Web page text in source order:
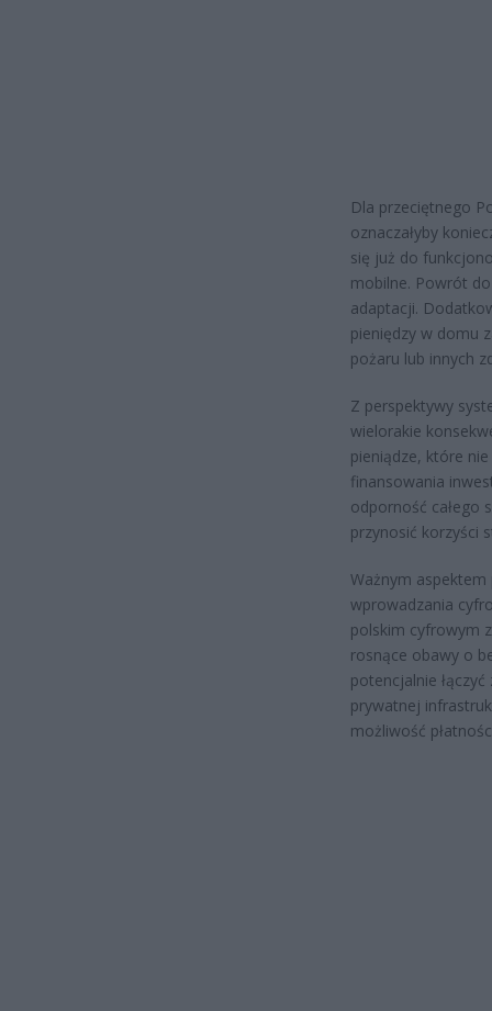
Dla przeciętnego
oznaczałyby
się już do
mobilne. Powrót
adaptacji.
pieniędzy w domu
pożaru lub innych
Z perspektywy
wielorakie
pieniądze, które
finansowania
odporność całego
przynosić korzyści
Ważnym aspektem
wprowadzania
polskim cyfrowym
rosnące obawy o
potencjalnie
prywatnej
możliwość